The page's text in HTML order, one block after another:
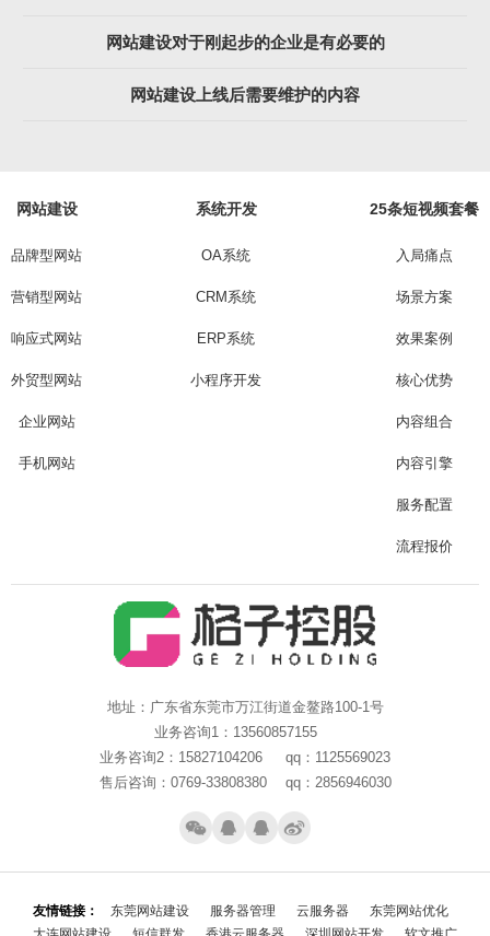
网站建设对于刚起步的企业是有必要的
网站建设上线后需要维护的内容
网站建设
品牌型网站
营销型网站
响应式网站
外贸型网站
企业网站
手机网站
系统开发
OA系统
CRM系统
ERP系统
小程序开发
25条短视频套餐
入局痛点
场景方案
效果案例
核心优势
内容组合
内容引擎
服务配置
流程报价
地址：广东省东莞市万江街道金鳌路100-1号
业务咨询1：13560857155
业务咨询2：15827104206 qq：1125569023
售后咨询：0769-33808380 qq：2856946030
友情链接： 东莞网站建设 服务器管理 云服务器
东莞网站优化